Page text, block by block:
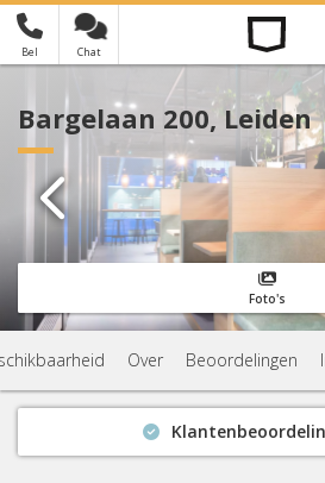
Bel Chat
Je hebt nog geen favorieten
Bargelaan 200, Leiden
Foto's
Over Beoordelingen